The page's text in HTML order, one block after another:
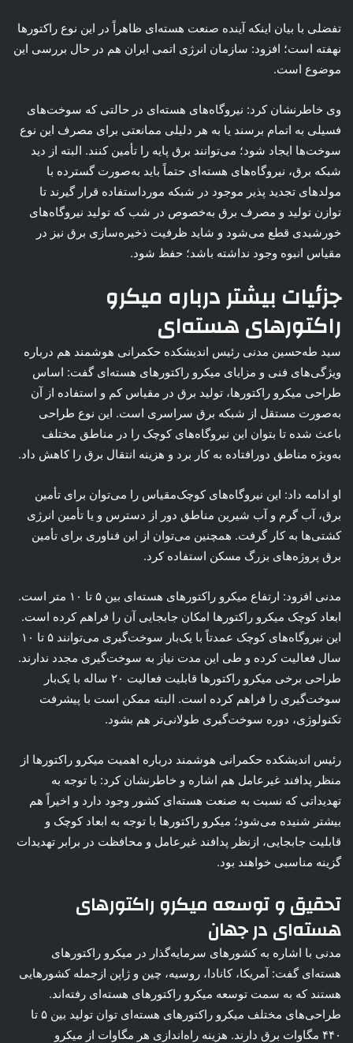
تفضلی با بیان اینکه آینده صنعت هسته‌ای ظاهراً در این نوع راکتورها
نهفته است؛ افزود: سازمان انرژی اتمی ایران هم در حال بررسی این
موضوع است.
وی خاطرنشان کرد: نیروگاه‌های هسته‌ای در حالتی که سوخت‌های
فسیلی به اتمام برسند یا به هر دلیلی ممانعتی برای مصرف این نوع
سوخت‌ها ایجاد شود؛ می‌توانند برق پایه را تأمین کنند. البته از دید
شبکه برق، نیروگاه‌های هسته‌ای حتماً باید به‌صورت گسترده با
مولدهای تجدید پذیر موجود در شبکه مورداستفاده قرار گیرند تا
توازن تولید و مصرف برق به‌خصوص در شب که تولید نیروگاه‌های
خورشیدی قطع می‌شود و شاید ظرفیت ذخیره‌سازی برق نیز در
مقیاس انبوه وجود نداشته باشد؛ حفظ شود.
جزئیات بیشتر درباره میکرو
راکتورهای هسته‌ای
سید طه‌حسین مدنی رئیس اندیشکده حکمرانی هوشمند هم درباره
ویژگی‌های فنی و مزایای میکرو راکتورهای هسته‌ای گفت: اساس
طراحی میکرو راکتورها، تولید برق در مقیاس کم و استفاده از آن
به‌صورت مستقل از شبکه برق سراسری است. این نوع طراحی
باعث شده تا بتوان این نیروگاه‌های کوچک را در مناطق مختلف
به‌ویژه مناطق دورافتاده به کار برد و هزینه انتقال برق را کاهش داد.
او ادامه داد: این نیروگاه‌های کوچک‌مقیاس را می‌توان برای تأمین
برق، آب گرم و آب شیرین مناطق دور از دسترس و یا تأمین انرژی
کشتی‌ها به کار گرفت. همچنین می‌توان از این فناوری برای تأمین
برق پروژه‌های بزرگ مسکن استفاده کرد.
مدنی افزود: ارتفاع میکرو راکتورهای هسته‌ای بین ۵ تا ۱۰ متر است.
ابعاد کوچک میکرو راکتورها امکان جابجایی آن را فراهم کرده است.
این نیروگاه‌های کوچک عمدتاً با یک‌بار سوخت‌گیری می‌توانند ۵ تا ۱۰
سال فعالیت کرده و طی این مدت نیاز به سوخت‌گیری مجدد ندارند.
طراحی برخی میکرو راکتورها قابلیت فعالیت ۲۰ ساله با یک‌بار
سوخت‌گیری را فراهم کرده است. البته ممکن است با پیشرفت
تکنولوژی، دوره سوخت‌گیری طولانی‌تر هم بشود.
رئیس اندیشکده حکمرانی هوشمند درباره اهمیت میکرو راکتورها از
منظر پدافند غیرعامل هم اشاره و خاطرنشان کرد: با توجه به
تهدیداتی که نسبت به صنعت هسته‌ای کشور وجود دارد و اخیراً هم
بیشتر شنیده می‌شود؛ میکرو راکتورها با توجه به ابعاد کوچک و
قابلیت جابجایی، ازنظر پدافند غیرعامل و محافظت در برابر تهدیدات
گزینه مناسبی خواهند بود.
تحقیق و توسعه میکرو راکتورهای
هسته‌ای در جهان
مدنی با اشاره به کشورهای سرمایه‌گذار در میکرو راکتورهای
هسته‌ای گفت: آمریکا، کانادا، روسیه، چین و ژاپن ازجمله کشورهایی
هستند که به سمت توسعه میکرو راکتورهای هسته‌ای رفته‌اند.
طراحی‌های مختلف میکرو راکتورهای هسته‌ای توان تولید بین ۵ تا
۴۴۰ مگاوات برق دارند. هزینه راه‌اندازی هر مگاوات از میکرو